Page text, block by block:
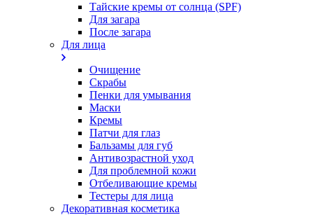
Тайские кремы от солнца (SPF)
Для загара
После загара
Для лица
Очищение
Скрабы
Пенки для умывания
Маски
Кремы
Патчи для глаз
Бальзамы для губ
Антивозрастной уход
Для проблемной кожи
Oтбеливающие кремы
Тестеры для лица
Декоративная косметика